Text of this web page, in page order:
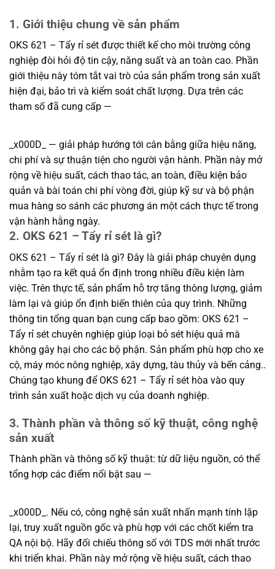
1. Giới thiệu chung về sản phẩm
OKS 621 – Tẩy rỉ sét được thiết kế cho môi trường công
nghiệp đòi hỏi độ tin cậy, năng suất và an toàn cao. Phần
giới thiệu này tóm tắt vai trò của sản phẩm trong sản xuất
hiện đại, bảo trì và kiểm soát chất lượng. Dựa trên các
tham số đã cung cấp —
_x000D_ — giải pháp hướng tới cân bằng giữa hiệu năng,
chi phí và sự thuận tiện cho người vận hành. Phần này mở
rộng về hiệu suất, cách thao tác, an toàn, điều kiện bảo
quản và bài toán chi phí vòng đời, giúp kỹ sư và bộ phận
mua hàng so sánh các phương án một cách thực tế trong
vận hành hằng ngày.
2. OKS 621 – Tẩy rỉ sét là gì?
OKS 621 – Tẩy rỉ sét là gì? Đây là giải pháp chuyên dụng
nhằm tạo ra kết quả ổn định trong nhiều điều kiện làm
việc. Trên thực tế, sản phẩm hỗ trợ tăng thông lượng, giảm
làm lại và giúp ổn định biến thiên của quy trình. Những
thông tin tổng quan bạn cung cấp bao gồm: OKS 621 –
Tẩy rỉ sét chuyên nghiệp giúp loại bỏ sét hiệu quả mà
không gây hại cho các bộ phận. Sản phẩm phù hợp cho xe
cộ, máy móc nông nghiệp, xây dựng, tàu thủy và bến cảng..
Chúng tạo khung để OKS 621 – Tẩy rỉ sét hòa vào quy
trình sản xuất hoặc dịch vụ của doanh nghiệp.
3. Thành phần và thông số kỹ thuật, công nghệ
sản xuất
Thành phần và thông số kỹ thuật: từ dữ liệu nguồn, có thể
tổng hợp các điểm nổi bật sau —
_x000D_. Nếu có, công nghệ sản xuất nhấn mạnh tính lặp
lại, truy xuất nguồn gốc và phù hợp với các chốt kiểm tra
QA nội bộ. Hãy đối chiếu thông số với TDS mới nhất trước
khi triển khai. Phần này mở rộng về hiệu suất, cách thao